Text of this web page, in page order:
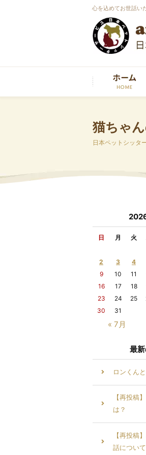
心を込めてお世話い
猫ちゃ
日本ペットシッタ
日 月 火
« 7月
2
3 4
9
10 11
16
17 18
23
24 25
30
31
最
ロンくん
【再投稿
は？
【再投稿
話について